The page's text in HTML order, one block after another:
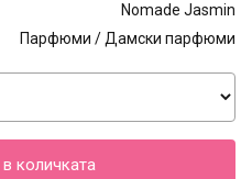
Nomade Jasmin
Парфюми / Дамски парфюми
количката